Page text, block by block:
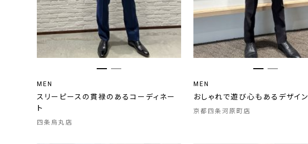
MEN
スリーピースの貫禄のあるコーディネー
ト
四条烏丸店
MEN
おしゃれで遊び心もあるデザイン
京都四条河原町店